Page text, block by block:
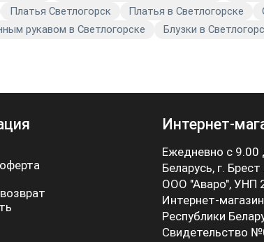
Платья Светлогорск Платья в Светлогорске
рукавом в Светлогорске Блузки в
Интернет-
Ежедневно с 9.00
Беларусь, г.
ООО "Аваро", УНП
Интернет-
Республики
Свидетельство